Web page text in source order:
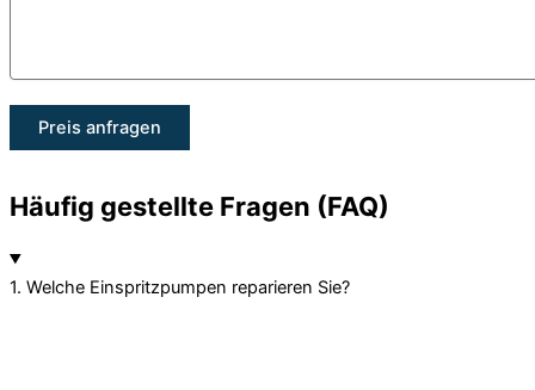
Häufig gestellte Fragen (FAQ)
1. Welche Einspritzpumpen reparieren Sie?